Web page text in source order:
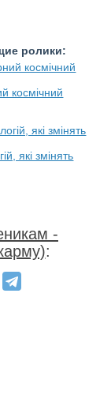
ролики:
космічний
які змінять
-
: